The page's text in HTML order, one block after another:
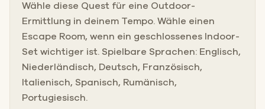
Wähle diese Quest für eine Outdoor-
Ermittlung in deinem Tempo. Wähle einen
Escape Room, wenn ein geschlossenes Indoor-
Set wichtiger ist. Spielbare Sprachen: Englisch,
Niederländisch, Deutsch, Französisch,
Italienisch, Spanisch, Rumänisch,
Portugiesisch.